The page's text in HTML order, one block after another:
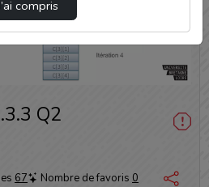
Lire
la
Q2
67 Nombre de favoris 0
compris